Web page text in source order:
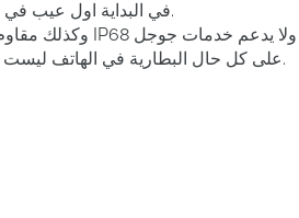
في البداية اول عيب في رايي هو الوزن حيث ان الهاتف يأتي مع وزن ثقيل نسبيا حوالي 234 جرام.
ومن أهمها متجر Google Play. على كل حال البطارية في الهاتف ليست الاقوى في تلك الفئة الرائدة من الهواتف.